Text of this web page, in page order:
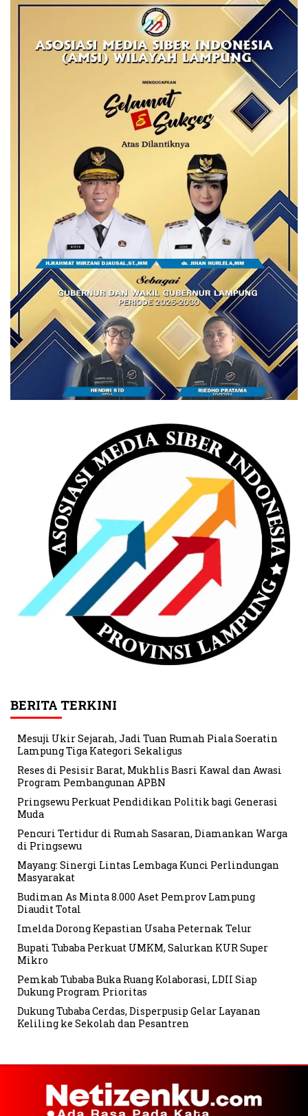
BERITA TERKINI
Mesuji Ukir Sejarah, Jadi Tuan Rumah Piala Soeratin
Lampung Tiga Kategori Sekaligus
Reses di Pesisir Barat, Mukhlis Basri Kawal dan Awasi
Program Pembangunan APBN
Pringsewu Perkuat Pendidikan Politik bagi Generasi
Muda
Pencuri Tertidur di Rumah Sasaran, Diamankan Warga
di Pringsewu
Mayang: Sinergi Lintas Lembaga Kunci Perlindungan
Masyarakat
Budiman As Minta 8.000 Aset Pemprov Lampung
Diaudit Total
Imelda Dorong Kepastian Usaha Peternak Telur
Bupati Tubaba Perkuat UMKM, Salurkan KUR Super
Mikro
Pemkab Tubaba Buka Ruang Kolaborasi, LDII Siap
Dukung Program Prioritas
Dukung Tubaba Cerdas, Disperpusip Gelar Layanan
Keliling ke Sekolah dan Pesantren